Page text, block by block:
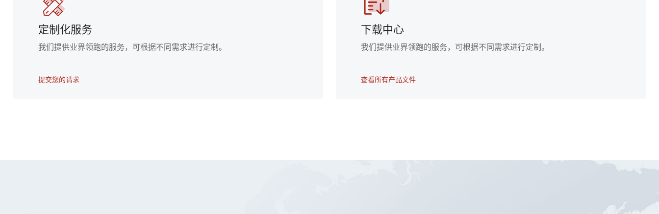
定制化服务
我们提供业界领跑的服务，可根据不同需求进行定制。
提交您的请求
下载中心
我们提供业界领跑的服务，可根据不同需求进行定制。
查看所有产品文件